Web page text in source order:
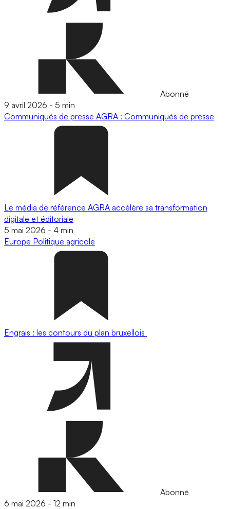
Abonné
9 avril 2026 - 5 min
Communiqués de presse AGRA : Communiqués de presse
Le média de référence AGRA accélère sa transformation
digitale et éditoriale
5 mai 2026 - 4 min
Europe Politique agricole
Engrais : les contours du plan bruxellois
Abonné
6 mai 2026 - 12 min